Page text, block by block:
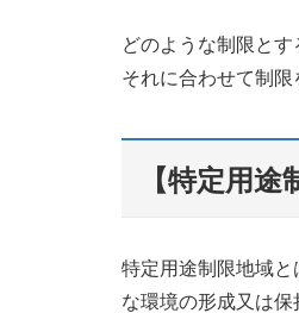
どのような制限と
それに合わせて制限
【特定用
特定用途制限地域
な環境の形成又は